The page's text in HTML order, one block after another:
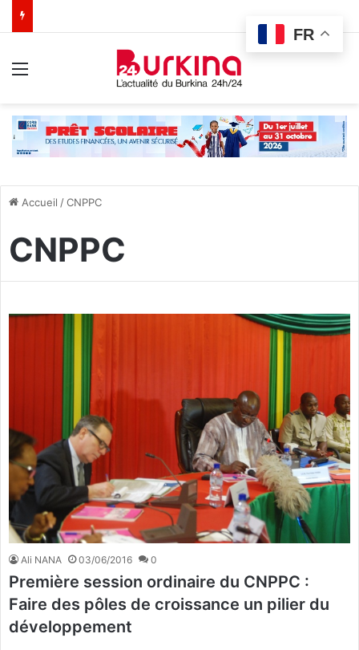
Accueil /CNPPC
CNPPC
Ali NANA 03/06/2016 0
Première session ordinaire du CNPPC :
Faire des pôles de croissance un pilier du
développement
FR